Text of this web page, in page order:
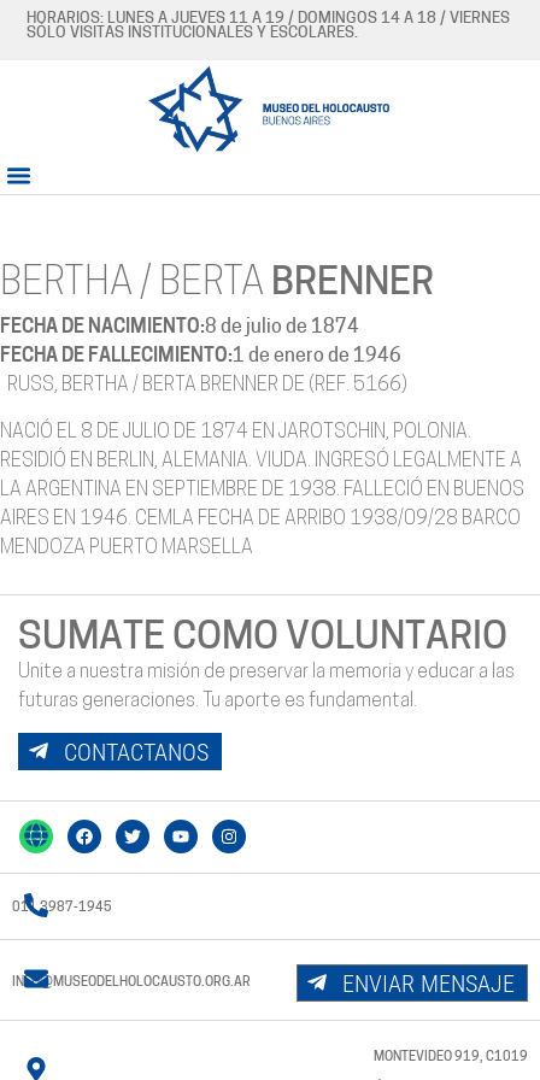
HORARIOS: LUNES A JUEVES 11 A 19 / DOMINGOS 14 A 18 / VIERNES
SÓLO VISITAS INSTITUCIONALES Y ESCOLARES.
BERTHA / BERTA BRENNER
FECHA DE NACIMIENTO:8 de julio de 1874
FECHA DE FALLECIMIENTO:1 de enero de 1946
RUSS, BERTHA / BERTA BRENNER DE (REF. 5166)
NACIÓ EL 8 DE JULIO DE 1874 EN JAROTSCHIN, POLONIA.
RESIDIÓ EN BERLIN, ALEMANIA. VIUDA. INGRESÓ LEGALMENTE A
LA ARGENTINA EN SEPTIEMBRE DE 1938. FALLECIÓ EN BUENOS
AIRES EN 1946. CEMLA FECHA DE ARRIBO 1938/09/28 BARCO
MENDOZA PUERTO MARSELLA
SUMATE COMO VOLUNTARIO
Unite a nuestra misión de preservar la memoria y educar a las
futuras generaciones. Tu aporte es fundamental.
CONTACTANOS
011 3987-1945
INFO@MUSEODELHOLOCAUSTO.ORG.AR ENVIAR MENSAJE
MONTEVIDEO 919, C1019